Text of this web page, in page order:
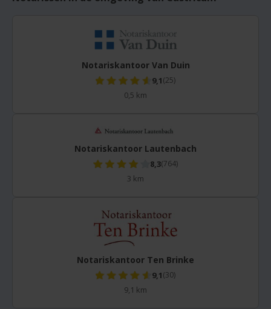
Notariskantoor Van Duin
9,1(25)
0,5 km
Notariskantoor Lautenbach
8,3(764)
3 km
Notariskantoor Ten Brinke
9,1(30)
9,1 km